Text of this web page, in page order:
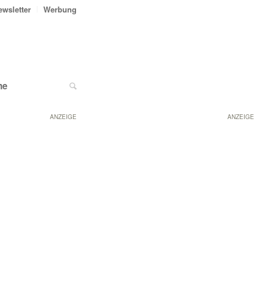
ANZEIGE
Werbung
ANZEIGE